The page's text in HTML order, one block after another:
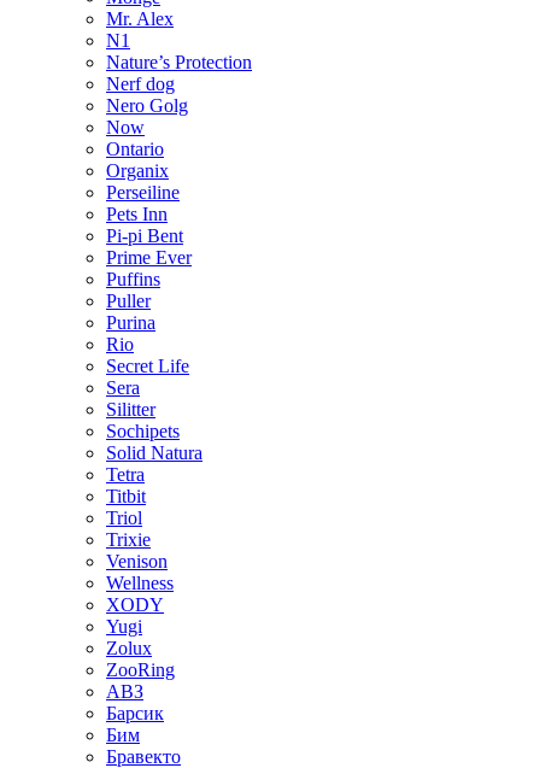
Mr. Alex
N1
Nature’s Protection
Nerf dog
Nero Golg
Now
Ontario
Organix
Perseiline
Pets Inn
Pi-pi Bent
Prime Ever
Puffins
Puller
Purina
Rio
Secret Life
Sera
Silitter
Sochipets
Solid Natura
Tetra
Titbit
Triol
Trixie
Venison
Wellness
XODY
Yugi
Zolux
ZooRing
АВЗ
Барсик
Бим
Бравекто